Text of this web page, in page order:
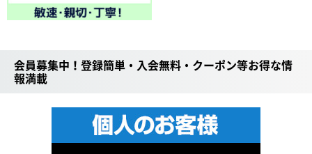
会員募集中！登録簡単・入会無料・クーポン等お得な情
報満載